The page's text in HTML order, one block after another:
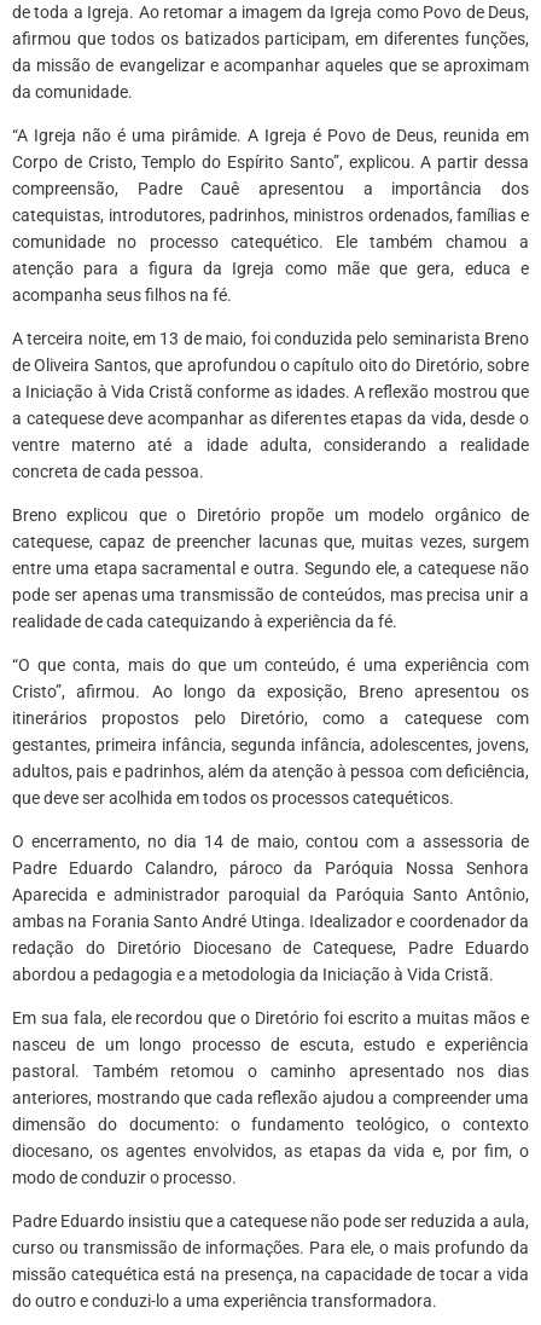
de toda a Igreja. Ao retomar a imagem da Igreja como Povo de Deus,
afirmou que todos os batizados participam, em diferentes funções,
da missão de evangelizar e acompanhar aqueles que se aproximam
da comunidade.
“A Igreja não é uma pirâmide. A Igreja é Povo de Deus, reunida em
Corpo de Cristo, Templo do Espírito Santo”, explicou. A partir dessa
compreensão, Padre Cauê apresentou a importância dos
catequistas, introdutores, padrinhos, ministros ordenados, famílias e
comunidade no processo catequético. Ele também chamou a
atenção para a figura da Igreja como mãe que gera, educa e
acompanha seus filhos na fé.
A terceira noite, em 13 de maio, foi conduzida pelo seminarista Breno
de Oliveira Santos, que aprofundou o capítulo oito do Diretório, sobre
a Iniciação à Vida Cristã conforme as idades. A reflexão mostrou que
a catequese deve acompanhar as diferentes etapas da vida, desde o
ventre materno até a idade adulta, considerando a realidade
concreta de cada pessoa.
Breno explicou que o Diretório propõe um modelo orgânico de
catequese, capaz de preencher lacunas que, muitas vezes, surgem
entre uma etapa sacramental e outra. Segundo ele, a catequese não
pode ser apenas uma transmissão de conteúdos, mas precisa unir a
realidade de cada catequizando à experiência da fé.
“O que conta, mais do que um conteúdo, é uma experiência com
Cristo”, afirmou. Ao longo da exposição, Breno apresentou os
itinerários propostos pelo Diretório, como a catequese com
gestantes, primeira infância, segunda infância, adolescentes, jovens,
adultos, pais e padrinhos, além da atenção à pessoa com deficiência,
que deve ser acolhida em todos os processos catequéticos.
O encerramento, no dia 14 de maio, contou com a assessoria de
Padre Eduardo Calandro, pároco da Paróquia Nossa Senhora
Aparecida e administrador paroquial da Paróquia Santo Antônio,
ambas na Forania Santo André Utinga. Idealizador e coordenador da
redação do Diretório Diocesano de Catequese, Padre Eduardo
abordou a pedagogia e a metodologia da Iniciação à Vida Cristã.
Em sua fala, ele recordou que o Diretório foi escrito a muitas mãos e
nasceu de um longo processo de escuta, estudo e experiência
pastoral. Também retomou o caminho apresentado nos dias
anteriores, mostrando que cada reflexão ajudou a compreender uma
dimensão do documento: o fundamento teológico, o contexto
diocesano, os agentes envolvidos, as etapas da vida e, por fim, o
modo de conduzir o processo.
Padre Eduardo insistiu que a catequese não pode ser reduzida a aula,
curso ou transmissão de informações. Para ele, o mais profundo da
missão catequética está na presença, na capacidade de tocar a vida
do outro e conduzi-lo a uma experiência transformadora.